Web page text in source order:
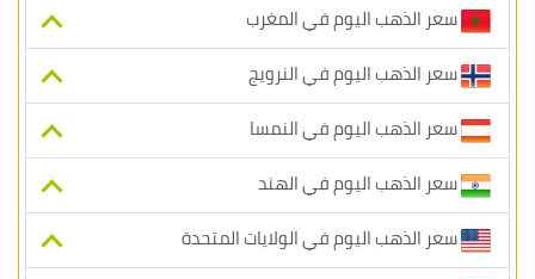
سعر الذهب اليوم في المغرب
سعر الذهب اليوم في النرويج
سعر الذهب اليوم في النمسا
سعر الذهب اليوم في الهند
سعر الذهب اليوم في الولايات المتحدة